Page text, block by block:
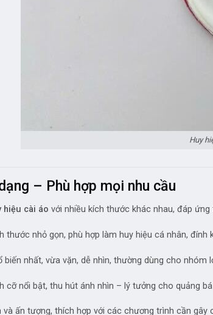
Huy
– Phù hợp mọi nhu cầu
hiệu cài áo với nhiều kích thước khác nhau, đáp
thước nhỏ gọn, phù hợp làm huy hiệu cá nhân,
biến nhất, vừa vặn, dễ nhìn, thường dùng cho nhóm
cỡ nổi bật, thu hút ánh nhìn – lý tưởng cho quảng
và ấn tượng, thích hợp với các chương trình cần